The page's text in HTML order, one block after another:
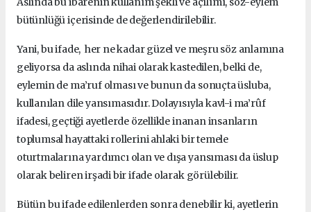
bütünlüğü içerisinde de değerlendirilebilir.
Yani, bu ifade, her ne kadar güzel ve meşru söz anlamına
geliyorsa da aslında nihai olarak kastedilen, belki de,
eylemin de ma’ruf olması ve bunun da sonuçta üsluba,
kullanılan dile yansımasıdır. Dolayısıyla kavl-i ma’rûf
ifadesi, geçtiği ayetlerde özellikle inanan insanların
toplumsal hayattaki rollerini ahlaki bir temele
oturtmalarına yardımcı olan ve dışa yansıması da üslup
olarak beliren irşadi bir ifade olarak görülebilir.
Bütün bu ifade edilenlerden sonra denebilir ki, ayetlerin